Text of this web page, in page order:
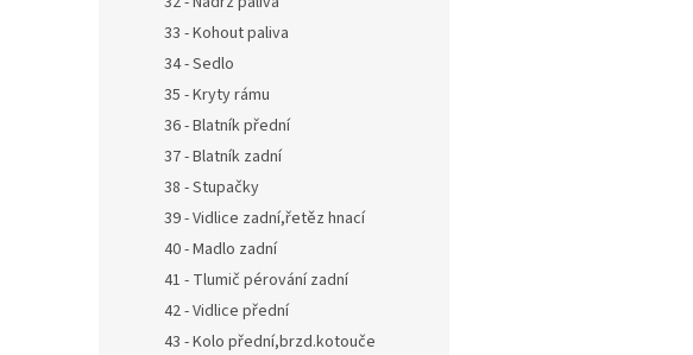
33 - Kohout paliva
34 - Sedlo
35 - Kryty rámu
36 - Blatník přední
37 - Blatník zadní
38 - Stupačky
39 - Vidlice zadní,řetěz hnací
40 - Madlo zadní
41 - Tlumič pérování zadní
42 - Vidlice přední
43 - Kolo přední,brzd.kotouče